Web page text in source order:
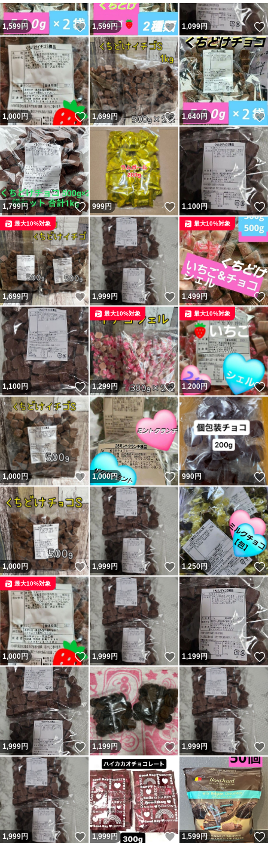
コーヒービーンズ
コーヒーチョコ
チョコレート
菓子
1,599円 いいね！
1,599円 いいね！
1,099円
1,000円 いいね！
1,699円 いいね！
1,640円
1,799円 いいね！
999円 いいね！
1,100円
1,699円 いいね！
最大10%対象
1,999円 いいね！
1,499円
最大10%対象
1,100円 いいね！
1,299円 いいね！
最大10%対象
1,200円
最大10%対象
1,000円 いいね！
1,000円 いいね！
990円
1,000円 いいね！
1,999円 いいね！
1,250円
1,000円 いいね！
最大10%対象
1,999円 いいね！
1,199円
1,999円 いいね！
1,199円 いいね！
1,999円
1,999円 いいね！
1,999円 いいね！
1,599円